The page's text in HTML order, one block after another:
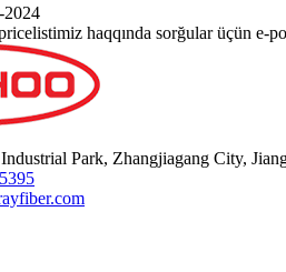
2024
haqqında sorğular üçün e-
Park, Zhangjiagang City,